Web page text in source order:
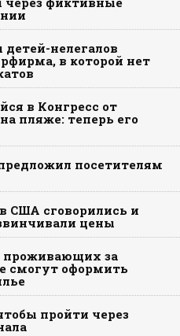
нелегалов
в которой нет
в Конгресс от
пляже: теперь его
посетителям
США сговорились и
цены
проживающих за
смогут оформить
пройти через